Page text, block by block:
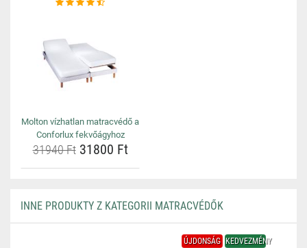
Molton vízhatlan matracvédő a
Conforlux fekvőágyhoz
31940 Ft31800 Ft
INNE PRODUKTY Z KATEGORII MATRACVÉDŐK
ÚJDONSÁG KEDVEZMÉNY